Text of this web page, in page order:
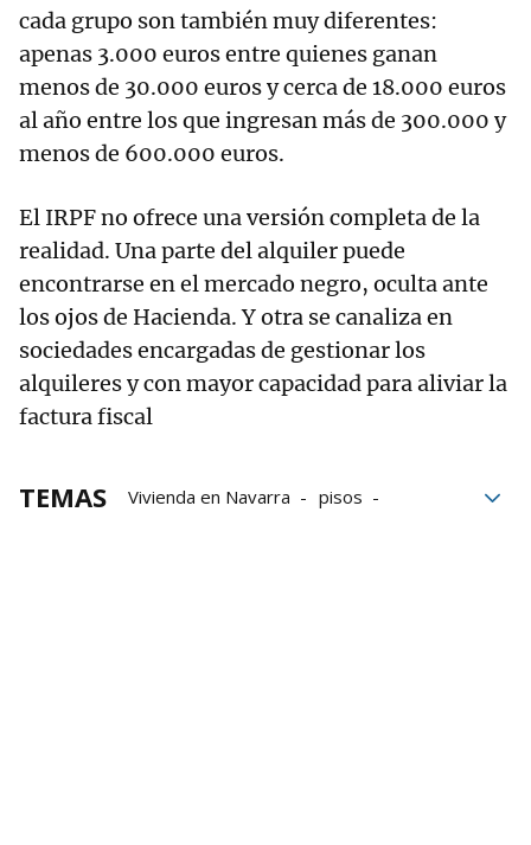
cada grupo son también muy diferentes:
apenas 3.000 euros entre quienes ganan
menos de 30.000 euros y cerca de 18.000 euros
al año entre los que ingresan más de 300.000 y
menos de 600.000 euros.
El IRPF no ofrece una versión completa de la
realidad. Una parte del alquiler puede
encontrarse en el mercado negro, oculta ante
los ojos de Hacienda. Y otra se canaliza en
sociedades encargadas de gestionar los
alquileres y con mayor capacidad para aliviar la
factura fiscal
TEMAS Vivienda en Navarra
pisos